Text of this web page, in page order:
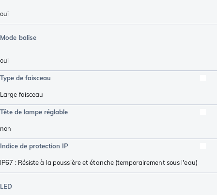
oui
Mode balise
oui
Type de faisceau
Large faisceau
Tête de lampe réglable
non
Indice de protection IP
IP67 : Résiste à la poussière et étanche (temporairement sous l'eau)
LED